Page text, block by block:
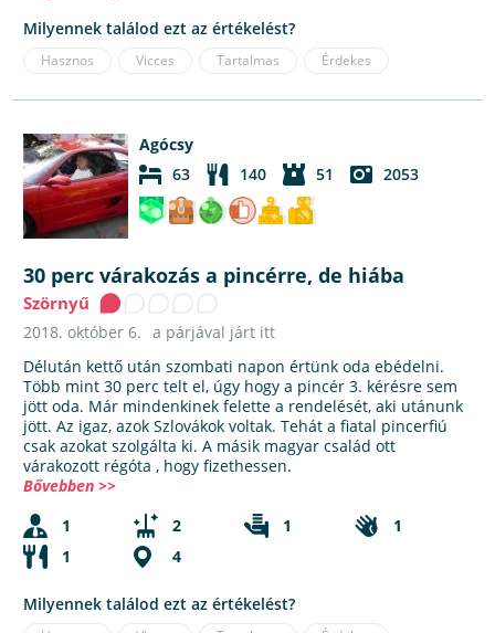
Milyennek találod ezt az értékelést?
Hasznos Vicces Tartalmas Érdekes
Agócsy
63
140 51 2053
30 perc várakozás a pincérre, de hiába
Szörnyű
2018. október 6. a párjával járt itt
Délután kettő után szombati napon értünk oda ebédelni.
Több mint 30 perc telt el, úgy hogy a pincér 3. kérésre sem
jött oda. Már mindenkinek felette a rendelését, aki utánunk
jött. Az igaz, azok Szlovákok voltak. Tehát a fiatal pincerfiú
csak azokat szolgálta ki. A másik magyar család ott
várakozott régóta , hogy fizethessen.
Bővebben >>
1
2 1
1
1
4
Milyennek találod ezt az értékelést?